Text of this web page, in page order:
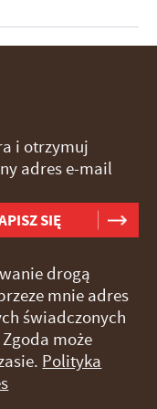
i otrzymuj
adres e-mail
drogą
mnie adres
świadczonych
może
Polityka